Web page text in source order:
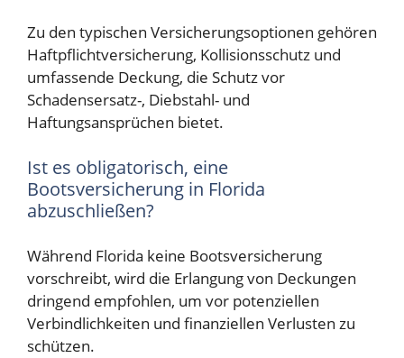
Zu den typischen Versicherungsoptionen gehören
Haftpflichtversicherung, Kollisionsschutz und
umfassende Deckung, die Schutz vor
Schadensersatz-, Diebstahl- und
Haftungsansprüchen bietet.
Ist es obligatorisch, eine
Bootsversicherung in Florida
abzuschließen?
Während Florida keine Bootsversicherung
vorschreibt, wird die Erlangung von Deckungen
dringend empfohlen, um vor potenziellen
Verbindlichkeiten und finanziellen Verlusten zu
schützen.